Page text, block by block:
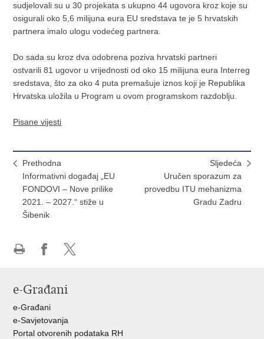
sudjelovali su u 30 projekata s ukupno 44 ugovora kroz koje su
osigurali oko 5,6 milijuna eura EU sredstava te je 5 hrvatskih
partnera imalo ulogu vodećeg partnera.
Do sada su kroz dva odobrena poziva hrvatski partneri
ostvarili 81 ugovor u vrijednosti od oko 15 milijuna eura Interreg
sredstava, što za oko 4 puta premašuje iznos koji je Republika
Hrvatska uložila u Program u ovom programskom razdoblju.
Pisane vijesti
Prethodna
Informativni događaj „EU
FONDOVI – Nove prilike
2021. – 2027.“ stiže u
Šibenik
Sljedeća
Uručen sporazum za
provedbu ITU mehanizma
Gradu Zadru
Facebooku
X-
e-Građani
e-Građani
e-Savjetovanja
Portal otvorenih podataka RH